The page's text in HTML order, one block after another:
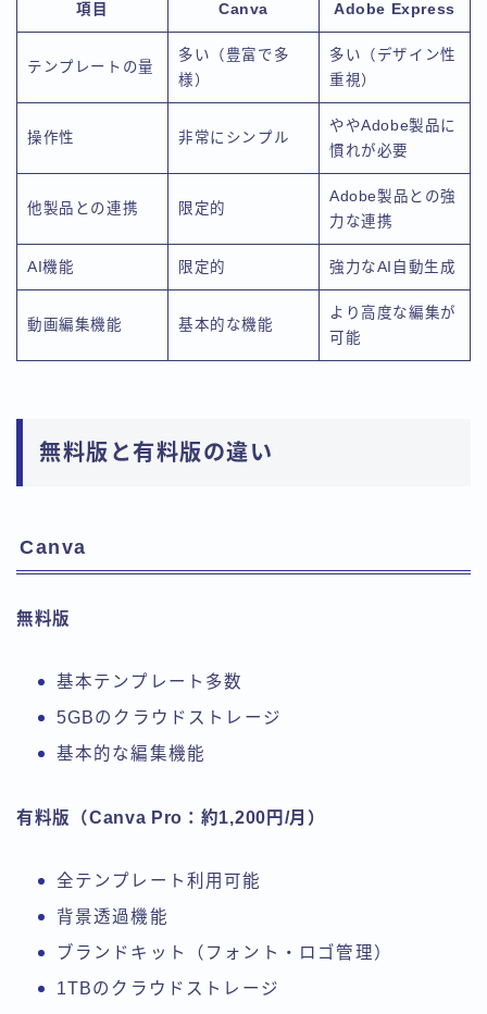
項目 Canva Adobe Express
テンプレートの量
多い（豊富で多
様）
多い（デザイン性
重視）
操作性 非常にシンプル
ややAdobe製品に
慣れが必要
他製品との連携 限定的
Adobe製品との強
力な連携
AI機能 限定的 強力なAI自動生成
動画編集機能 基本的な機能
より高度な編集が
可能
無料版と有料版の違い
Canva
無料版
基本テンプレート多数
5GBのクラウドストレージ
基本的な編集機能
有料版（Canva Pro：約1,200円/月）
全テンプレート利用可能
背景透過機能
ブランドキット（フォント・ロゴ管理）
1TBのクラウドストレージ